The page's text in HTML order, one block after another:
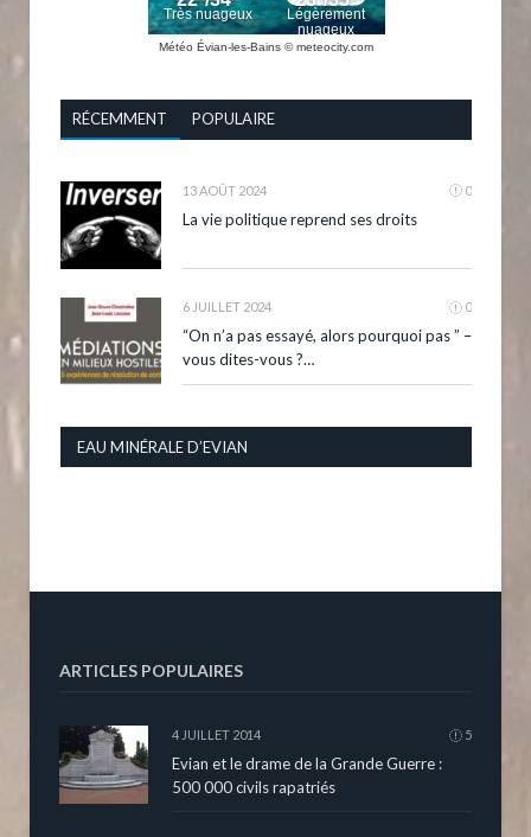
Météo Évian-les-Bains © meteocity.com
RÉCEMMENT POPULAIRE
13 AOÛT 2024 0
La vie politique reprend ses droits
6 JUILLET 2024 0
“On n’a pas essayé, alors pourquoi pas ” –
vous dites-vous ?…
EAU MINÉRALE D’EVIAN
ARTICLES POPULAIRES
4 JUILLET 2014 5
Evian et le drame de la Grande Guerre :
500 000 civils rapatriés